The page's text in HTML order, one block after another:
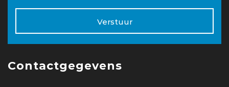
Verstuur
Contactgegevens